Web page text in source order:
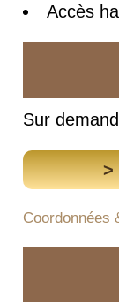
Accès
Sur
>
Coordonnées